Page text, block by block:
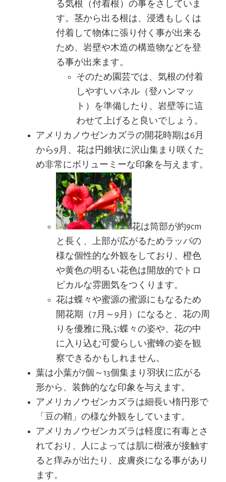
る気根（付着根）の事をさしていま
す。茎から出る根は、浸透もしくは
付着して物体に張り付く事が出来る
ため、岩壁や木造の構造物などを登
る事が出来ます。
そのため園芸では、気根の付着
しやすいパネル（登ハンマッ
ト）を準備したり、岩壁等に這
わせて上げると良いでしょう。
アメリカノウゼンカズラの開花時期は6月
から9月、花は円錐状に沢山集まり咲くた
め非常にボリューミーな印象を与えます。
花は筒部が約9cm
と長く、上部が広がるためラッパの
様な個性的な外観をしており、橙色
や黄色の明るい花色は開放的でトロ
ピカルな雰囲気をつくります。
花は蝶々や蜜源の蜜源にもなるため
開花期（7月～9月）になると、花の周
りを優雅に飛ぶ蝶々の姿や、花の中
に入り込む可愛らしい蜜蜂の姿を観
察できるかもしれません。
葉は小葉が7個～13個集まり羽状に広がる
形から、装飾的なな印象を与えます。
アメリカノウゼンカズラは細長い楕円形で
「豆の鞘」の様な外観をしています。
アメリカノウゼンカズラは軽度に有毒とさ
れており、人によっては肌に樹液が接触す
ると痒みが出たり、皮膚炎になる事があり
ます。